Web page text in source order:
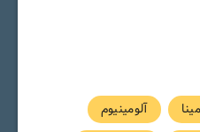
آلومینیوم